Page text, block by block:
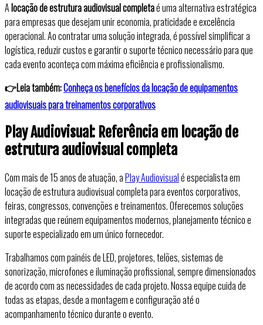
Alocação de estrutura audiovisual completaé uma alternativa estratégica
para empresas que desejam unir economia, praticidade e excelência
operacional. Ao contratar uma solução integrada, é possível simplificar a
logística, reduzir custos e garantir o suporte técnico necessário para que
cada evento aconteça com máxima eficiência e profissionalismo.
👉Leia também:Conheça os benefícios da locação de equipamentos
audiovisuais para treinamentos corporativos
Play Audiovisual: Referência em locação de
estrutura audiovisual completa
Com mais de 15 anos de atuação, aPlay Audiovisualé especialista em
locação de estrutura audiovisual completa para eventos corporativos,
feiras, congressos, convenções e treinamentos. Oferecemos soluções
integradas que reúnem equipamentos modernos, planejamento técnico e
suporte especializado em um único fornecedor.
Trabalhamos com painéis de LED, projetores, telões, sistemas de
sonorização, microfones e iluminação profissional, sempre dimensionados
de acordo com as necessidades de cada projeto. Nossa equipe cuida de
todas as etapas, desde a montagem e configuração até o
acompanhamento técnico durante o evento.